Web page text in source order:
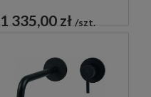
1 335,00 zł szt.